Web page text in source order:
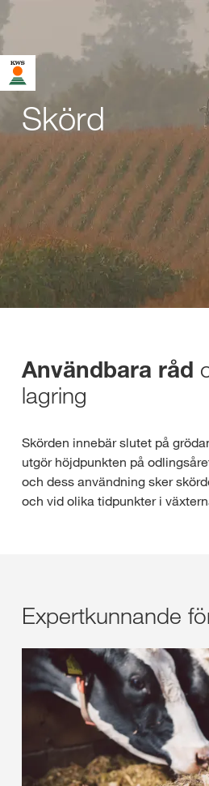
Skörd
Användbara råd
lagring
Skörden innebär slutet på
utgör höjdpunkten på
och dess användning sker
och vid olika tidpunkter i
Expertkunnande